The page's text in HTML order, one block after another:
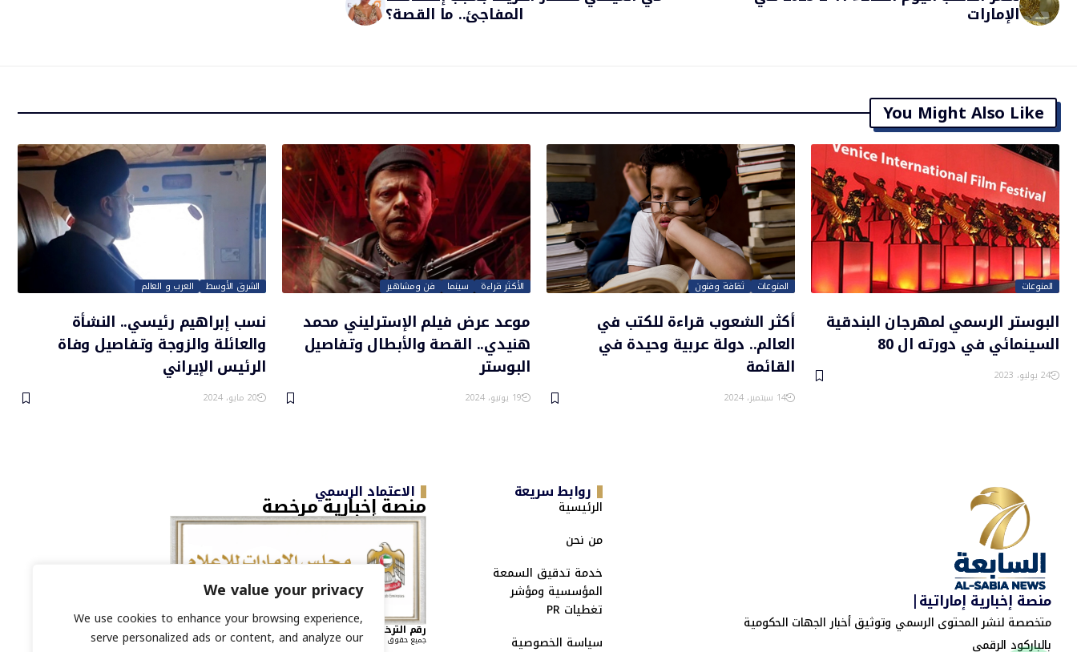
We value your privacy
We use cookies to enhance your browsing experience,
serve personalized ads or content, and analyze our
الإمارات المفاجئ.. ما القصة؟
You Might Also Like
المنوعات
البوستر الرسمي لمهرجان البندقية
السينمائي في دورته ال 80
24 يوليو، 2023
المنوعات ثقافة وفنون
أكثر الشعوب قراءة للكتب في
العالم.. دولة عربية وحيدة في
القائمة
14 سبتمبر، 2024
الأكثر قراءة سينما فن ومشاهير
موعد عرض فيلم الإسترليني محمد
هنيدي.. القصة والأبطال وتفاصيل
البوستر
19 يونيو، 2024
الشرق الأوسط العرب و العالم
نسب إبراهيم رئيسي.. النشأة
والعائلة والزوجة وتفاصيل وفاة
الرئيس الإيراني
20 مايو، 2024
منصة إخبارية إماراتية|
متخصصة لنشر المحتوى الرسمي وتوثيق أخبار الجهات الحكومية
بالباركود الرقمي
روابط سريعة
الرئيسية
من نحن
خدمة تدقيق السمعة
المؤسسية ومؤشر
تغطيات PR
سياسة الخصوصية
الاعتماد الرسمي
منصة إخبارية مرخصة
رقم الترخيص الاتحادي : 8793134
جميع حقوق التوثيق الرقمي محفوظة لمنصة السابعة © 2026.